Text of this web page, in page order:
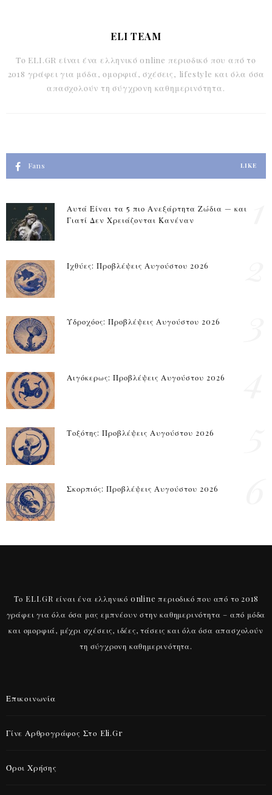
ELI TEAM
Το ELI.GR είναι ένα ελληνικό online περιοδικό που από το
2018 γράφει για μόδα, ομορφιά, σχέσεις, lifestyle και όλα όσα
απασχολούν τη σύγχρονη καθημερινότητα.
Fans LIKE
Αυτά Είναι τα 5 πιο Ανεξάρτητα Ζώδια — και
Γιατί Δεν Χρειάζονται Κανέναν
Ιχθύες: Προβλέψεις Αυγούστου 2026
Υδροχόος: Προβλέψεις Αυγούστου 2026
Αιγόκερως: Προβλέψεις Αυγούστου 2026
Τοξότης: Προβλέψεις Αυγούστου 2026
Σκορπιός: Προβλέψεις Αυγούστου 2026
Το ELI.GR είναι ένα ελληνικό online περιοδικό που από το 2018
γράφει για όλα όσα μας εμπνέουν στην καθημερινότητα – από μόδα
και ομορφιά, μέχρι σχέσεις, ιδέες, τάσεις και όλα όσα απασχολούν
τη σύγχρονη καθημερινότητα.
Επικοινωνία
Γίνε Αρθρογράφος Στο Eli.gr
Όροι Χρήσης